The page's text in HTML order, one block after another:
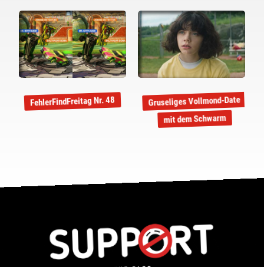
FehlerFindFreitag Nr. 48 Gruseliges Vollmond-Date
mit dem Schwarm